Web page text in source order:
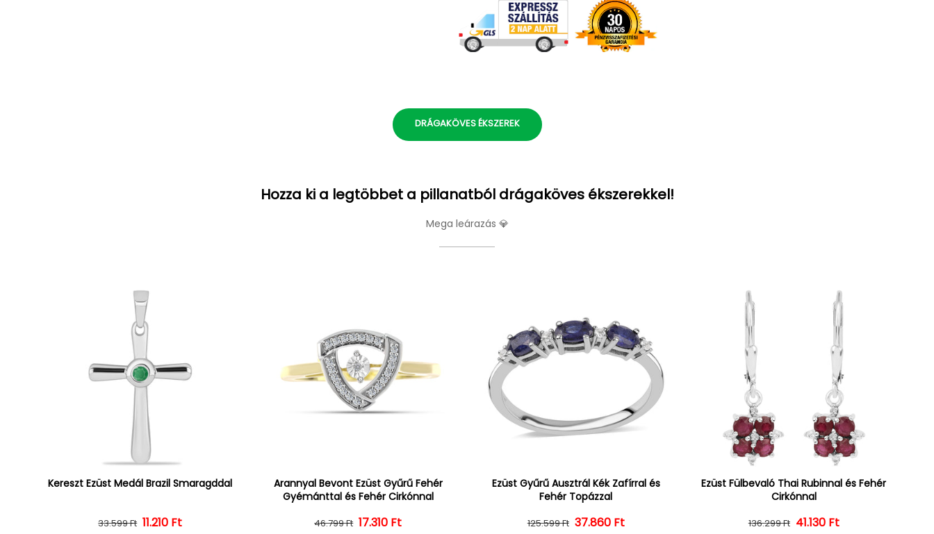
DRÁGAKÖVES ÉKSZEREK
Hozza ki a legtöbbet a pillanatból drágaköves ékszerekkel!
Mega leárazás 💎
Kereszt Ezüst Medál Brazil Smaragddal
Normál ár
33.599 Ft Kedvezményes ár
11.210 Ft
Arannyal Bevont Ezüst Gyűrű Fehér
Gyémánttal és Fehér Cirkónnal
Normál ár
46.799 Ft Kedvezményes ár
17.310 Ft
Ezüst Gyűrű Ausztrál Kék Zafírral és
Fehér Topázzal
Normál ár
125.599 Ft Kedvezményes ár
37.860 Ft
Ezüst Fülbevaló Thai Rubinnal és Fehér
Cirkónnal
Normál ár
136.299 Ft Kedvezményes ár
41.130 Ft